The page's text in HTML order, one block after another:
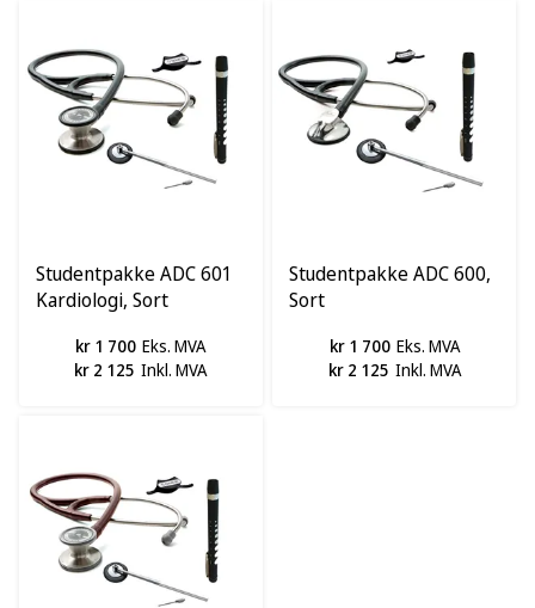
Studentpakke ADC 601
Kardiologi, Sort
kr 1 700 Eks. MVA
kr 2 125 Inkl. MVA
Studentpakke ADC 600,
Sort
kr 1 700 Eks. MVA
kr 2 125 Inkl. MVA